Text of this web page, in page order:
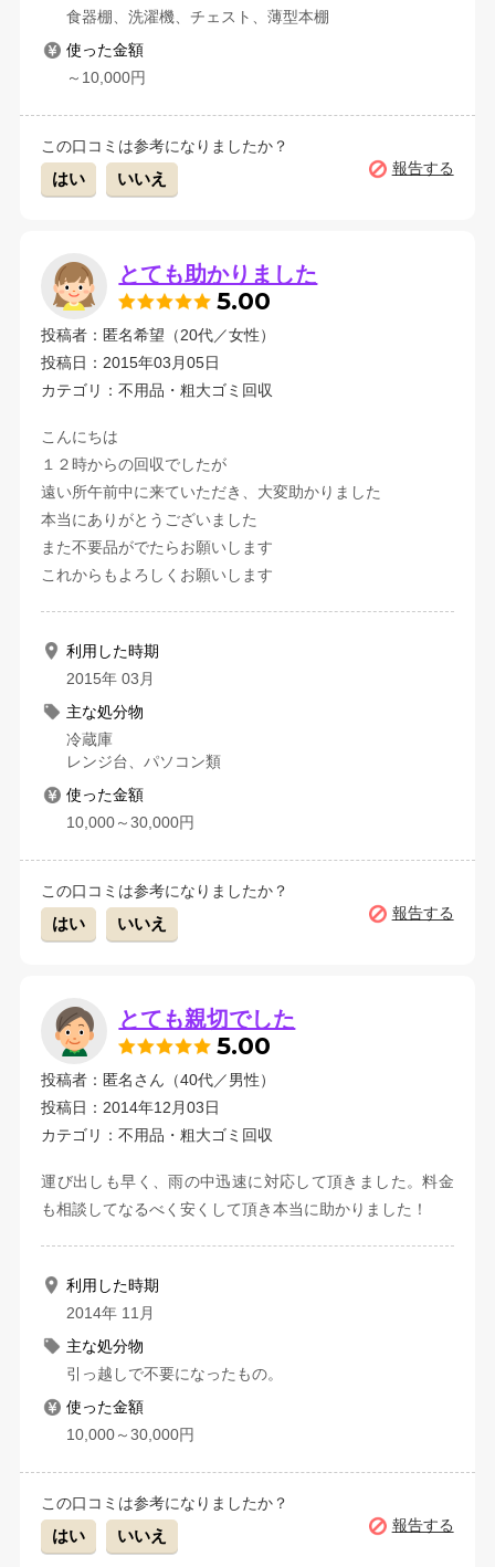
食器棚、洗濯機、チェスト、薄型本棚
使った金額
～10,000円
この口コミは参考になりましたか？
はい いいえ
報告する
とても助かりました
5.00
投稿者：匿名希望（20代／女性）
投稿日：2015年03月05日
カテゴリ：不用品・粗大ゴミ回収
こんにちは
１２時からの回収でしたが
遠い所午前中に来ていただき、大変助かりました
本当にありがとうございました
また不要品がでたらお願いします
これからもよろしくお願いします
利用した時期
2015年 03月
主な処分物
冷蔵庫
レンジ台、パソコン類
使った金額
10,000～30,000円
この口コミは参考になりましたか？
はい いいえ
報告する
とても親切でした
5.00
投稿者：匿名さん（40代／男性）
投稿日：2014年12月03日
カテゴリ：不用品・粗大ゴミ回収
運び出しも早く、雨の中迅速に対応して頂きました。料金
も相談してなるべく安くして頂き本当に助かりました！
利用した時期
2014年 11月
主な処分物
引っ越しで不要になったもの。
使った金額
10,000～30,000円
この口コミは参考になりましたか？
はい いいえ
報告する